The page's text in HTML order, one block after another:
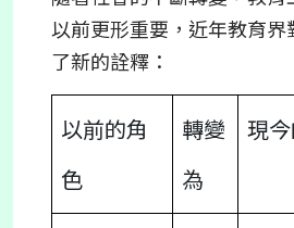
以前更形重要，近年教育界
了新的詮釋：
以前的角
色
轉變
為
現